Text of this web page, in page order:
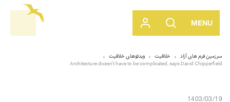
MENU
سرزمین فرم های آزاد خلاقیت
ویدئوهای خلاقیت
Architecture doesn't have to be complicated, says David Chipperfield
1403/03/19